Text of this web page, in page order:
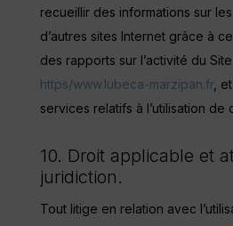
recueillir des informations sur
d’autres sites Internet grâce à
des rapports sur l’activité du
https/www.lubeca-marzipan.fr,
services relatifs à l’utilisation de
10. Droit applicable et
juridiction.
Tout litige en relation avec